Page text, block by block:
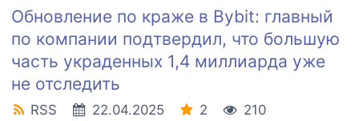
Обновление по краже в Bybit: главный
по компании подтвердил, что большую
часть украденных 1,4 миллиарда уже
не отследить
RSS 22.04.2025 2
210